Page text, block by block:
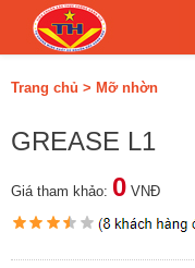
Trang chủ > Mỡ nhờn
GREASE L1
Giá tham khảo: 0 VNĐ